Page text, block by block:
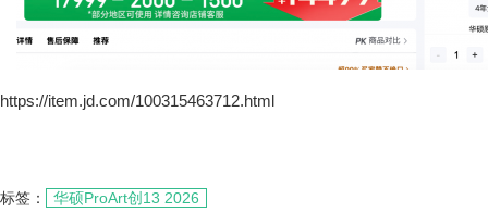
https://item.jd.com/100315463712.html
标签： 华硕ProArt创13 2026